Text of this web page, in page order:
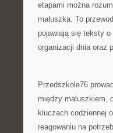
etapami można
maluszka. To
pojawiają się teksty
organizacji dnia oraz
Przedszkole76
między maluszkiem,
kluczach codziennej
reagowaniu na